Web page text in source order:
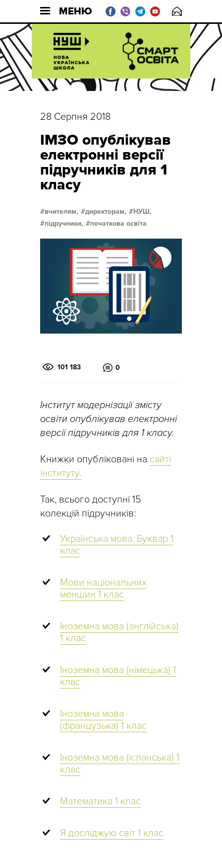
МЕНЮ
28 Серпня 2018
ІМЗО опублікував
електронні версії
підручників для 1
класу
вчителям, директорам,
НУШ,
підручники,
початкова освіта
101 183 0
Інститут модернізації змісту
освіти опублікував електронні
версії підручників для 1 класу.
Книжки опубліковані на сайті
інституту.
Так, всього доступні 15
колекцій підручників:
Українська мова. Буквар 1
клас
Мови національних
меншин 1 клас
Іноземна мова (англійська)
1 клас
Іноземна мова (німецька) 1
клас
Іноземна мова
(французька) 1 клас
Іноземна мова (іспанська) 1
клас
Математика 1 клас
Я досліджую світ 1 клас